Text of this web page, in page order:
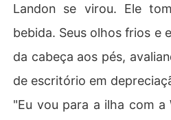
Landon se virou. Ele
bebida. Seus olhos frios e
da cabeça aos pés,
de escritório em
"Eu vou para a ilha com